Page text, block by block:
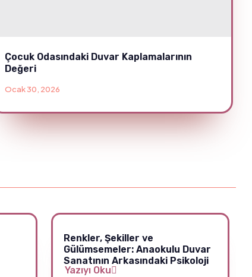
Çocuk Odasındaki Duvar Kaplamalarının
Değeri
Ocak 30, 2026
Renkler, Şekiller ve
Gülümsemeler: Anaokulu Duvar
Sanatının Arkasındaki Psikoloji
Yazıyı Oku